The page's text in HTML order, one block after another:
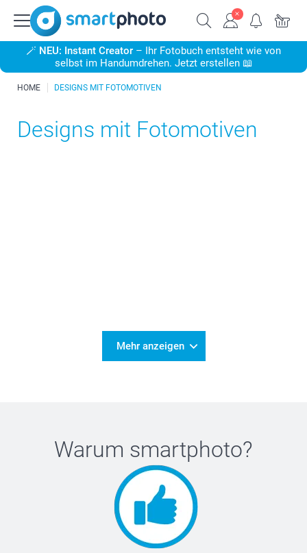
🪄 NEU: Instant Creator – Ihr Fotobuch entsteht wie von
selbst im Handumdrehen. Jetzt erstellen 📖
HOME DESIGNS MIT FOTOMOTIVEN
Designs mit Fotomotiven
Mehr anzeigen
Warum smartphoto?